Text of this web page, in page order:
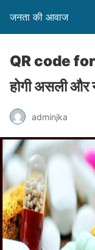
जनता की आवाज
QR code
होगी असली और
adminjka